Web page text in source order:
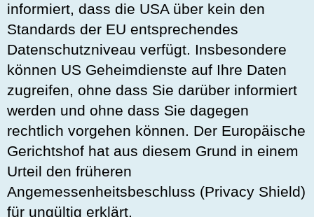
informiert, dass die USA über kein den
Standards der EU entsprechendes
Datenschutzniveau verfügt. Insbesondere
können US Geheimdienste auf Ihre Daten
zugreifen, ohne dass Sie darüber informiert
werden und ohne dass Sie dagegen
rechtlich vorgehen können. Der Europäische
Gerichtshof hat aus diesem Grund in einem
Urteil den früheren
Angemessenheitsbeschluss (Privacy Shield)
für ungültig erklärt.